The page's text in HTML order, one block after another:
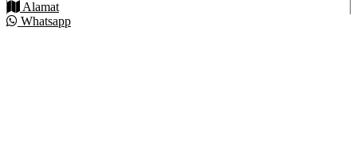
Alamat
Whatsapp